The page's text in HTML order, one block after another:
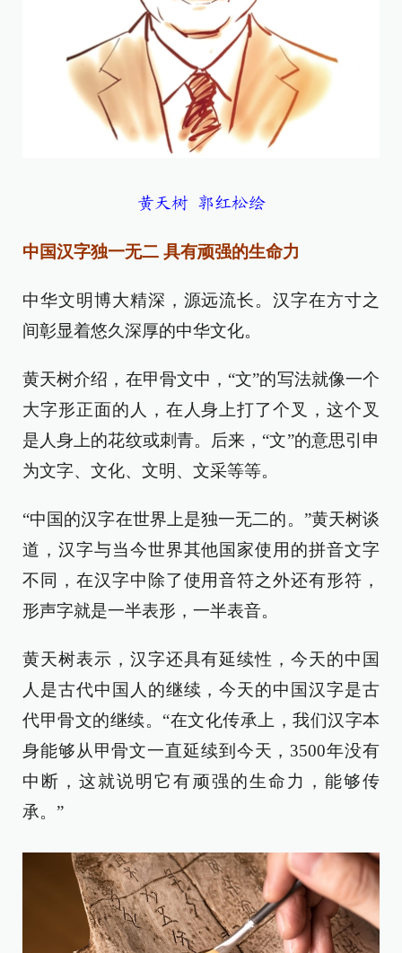
黄天树 郭红松绘
中国汉字独一无二 具有顽强的生命力
中华文明博大精深，源远流长。汉字在方寸之
间彰显着悠久深厚的中华文化。
黄天树介绍，在甲骨文中，“文”的写法就像一个
大字形正面的人，在人身上打了个叉，这个叉
是人身上的花纹或刺青。后来，“文”的意思引申
为文字、文化、文明、文采等等。
“中国的汉字在世界上是独一无二的。”黄天树谈
道，汉字与当今世界其他国家使用的拼音文字
不同，在汉字中除了使用音符之外还有形符，
形声字就是一半表形，一半表音。
黄天树表示，汉字还具有延续性，今天的中国
人是古代中国人的继续，今天的中国汉字是古
代甲骨文的继续。“在文化传承上，我们汉字本
身能够从甲骨文一直延续到今天，3500年没有
中断，这就说明它有顽强的生命力，能够传
承。”